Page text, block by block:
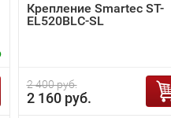
Крепление Smartec ST-
EL520BLC-SL
2 400 руб.
2 160 руб.